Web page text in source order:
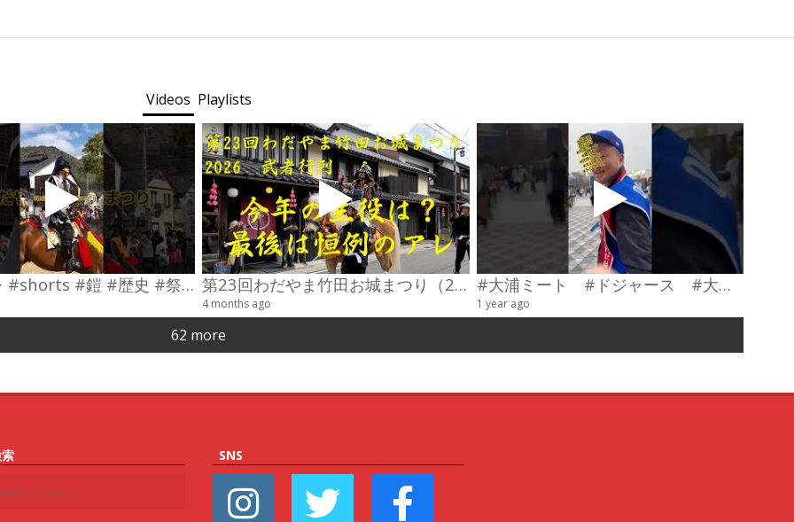
Videos Playlists
#コスプレ #shorts #鎧 #歴史 #祭り 第23回わだやま竹田お城まつり（2026） 武者行列
4 months ago
#大浦ミート #ドジャース #大谷翔平 #陣羽織 #オーダーメイド #shorts
1 year ago
62 more
SNS